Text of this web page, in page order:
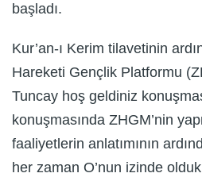
başladı.
Kur’an-ı Kerim tilavetinin
Hareketi Gençlik Platformu
Tuncay hoş geldiniz
konuşmasında ZHGM’nin
faaliyetlerin anlatımının
her zaman O’nun izinde